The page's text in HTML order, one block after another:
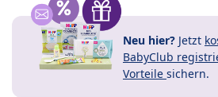
Neu hier? Jetzt
BabyClub
Vorteile sichern.